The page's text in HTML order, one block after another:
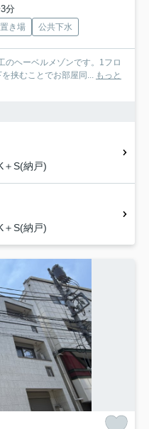
分
き場 公共下水
のヘーベルメゾンです。1フロ
挟むことでお部屋同... もっと
＋S(納戸)
＋S(納戸)